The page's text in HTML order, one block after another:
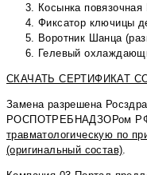
Косынка
Фиксатор ключицы
Воротник Шанца
Гелевый
СКАЧАТЬ СЕРТИФИКАТ
Замена разрешена
РОСПОТРЕБНАДЗОРом
травматологическую по
(оригинальный состав).